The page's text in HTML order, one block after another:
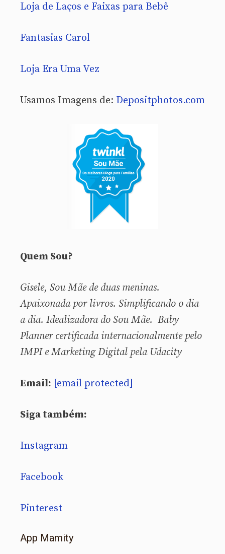
Loja de Laços e Faixas para Bebê
Fantasias Carol
Loja Era Uma Vez
Usamos Imagens de: Depositphotos.com
Quem Sou?
Gisele, Sou Mãe de duas meninas.
Apaixonada por livros. Simplificando o dia
a dia. Idealizadora do Sou Mãe. Baby
Planner certificada internacionalmente pelo
IMPI e Marketing Digital pela Udacity
Email: [email protected]
Siga também:
Instagram
Facebook
Pinterest
App Mamity